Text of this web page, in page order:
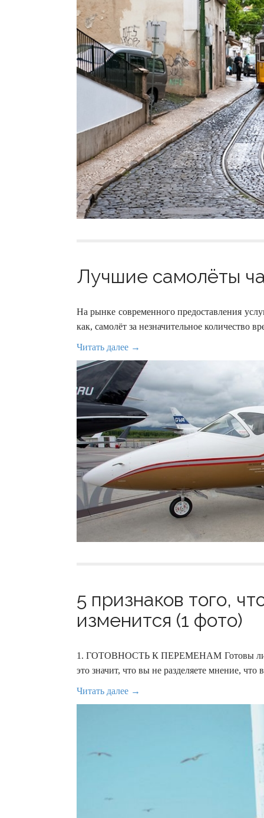
Лучшие самолёты
На рынке современного предоставления
как, самолёт за незначительное количество
Читать далее →
5 признаков того,
изменится (1 фото)
1. ГОТОВНОСТЬ К ПЕРЕМЕНАМ Готовы ли вы
это значит, что вы не разделяете мнение,
Читать далее →